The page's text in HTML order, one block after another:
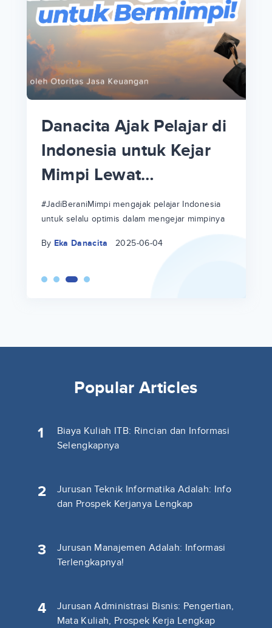
Danacita Ajak Pelajar di
Indonesia untuk Kejar
Mimpi Lewat
#JadiBeraniMimpi
#JadiBeraniMimpi mengajak pelajar Indonesia
untuk selalu optimis dalam mengejar mimpinya
By Eka Danacita 2025-06-04
Popular Articles
1
Biaya Kuliah ITB: Rincian dan Informasi
Selengkapnya
2
Jurusan Teknik Informatika Adalah: Info
dan Prospek Kerjanya Lengkap
3
Jurusan Manajemen Adalah: Informasi
Terlengkapnya!
4
Jurusan Administrasi Bisnis: Pengertian,
Mata Kuliah, Prospek Kerja Lengkap